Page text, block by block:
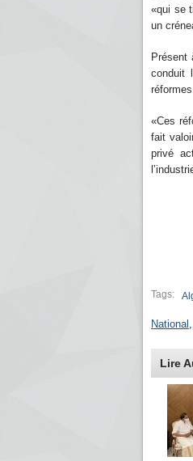
«qui se
un
Présent
conduit
«Ces
fait
privé
Tags:
National ,
Lire